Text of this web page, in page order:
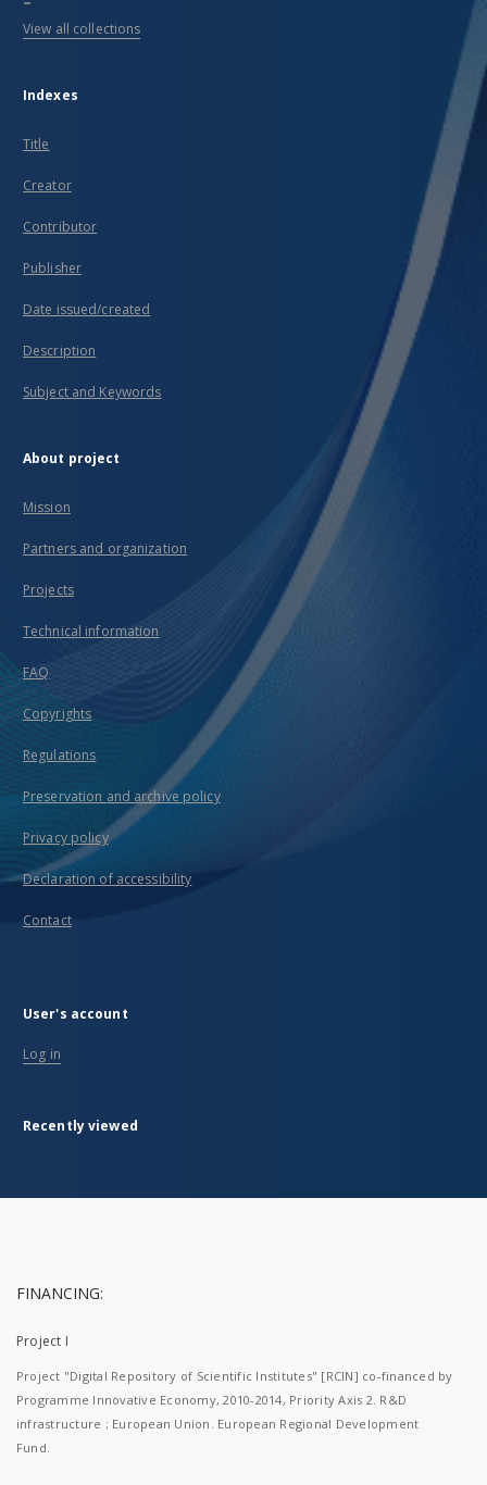
View all collections
Indexes
Title
Creator
Contributor
Publisher
Date issued/created
Description
Subject and Keywords
About project
Mission
Partners and organization
Projects
Technical information
FAQ
Copyrights
Regulations
Preservation and archive policy
Privacy policy
Declaration of accessibility
Contact
User's account
Log in
Recently viewed
FINANCING:
Project I
Project "Digital Repository of Scientific Institutes" [RCIN] co-financed by
Programme Innovative Economy, 2010-2014, Priority Axis 2. R&D
infrastructure ; European Union. European Regional Development
Fund.